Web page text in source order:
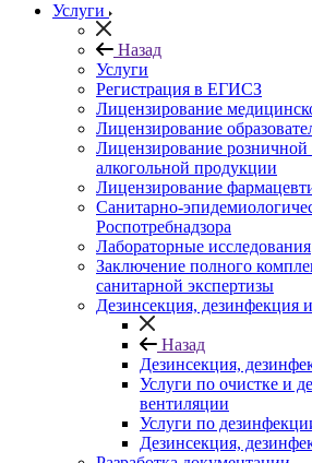
Услуги
Назад
Услуги
Регистрация в ЕГИСЗ
Лицензирование
Лицензирование
Лицензирование розничной
алкогольной продукции
Лицензирование
Санитарно-
Роспотребнадзора
Лабораторные исследования
Заключение полного
санитарной экспертизы
Дезинсекция, дезинфекция
Назад
Дезинсекция,
Услуги по очистке и
вентиляции
Услуги по
Дезинсекция,